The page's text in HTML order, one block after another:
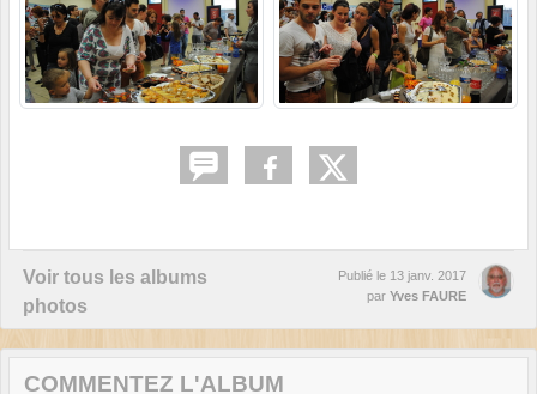
Voir tous les albums
photos
Publié le 13 janv. 2017
par Yves FAURE
COMMENTEZ L'ALBUM